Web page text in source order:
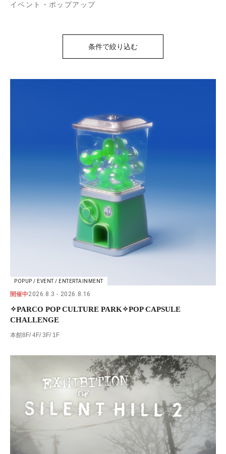
イベント・ポップアップ
条件で絞り込む
POPUP / EVENT / ENTERTAINMENT
開催中2026.8.3 2026.8.16
✧PARCO POP CULTURE PARK✧POP CAPSULE
CHALLENGE
本館8F/ 4F/ 3F/ 1F